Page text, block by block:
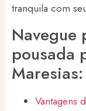
tranquila com
Navegue
pousada
Maresias:
Vantagens